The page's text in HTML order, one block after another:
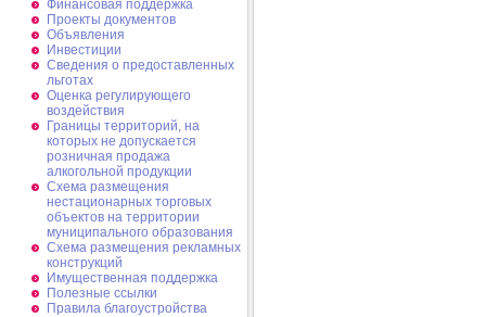
Финансовая поддержка
Проекты документов
Объявления
Инвестиции
Сведения о предоставленных
льготах
Оценка регулирующего
воздействия
Границы территорий, на
которых не допускается
розничная продажа
алкогольной продукции
Схема размещения
нестационарных торговых
объектов на территории
муниципального образования
Схема размещения рекламных
конструкций
Имущественная поддержка
Полезные ссылки
Правила благоустройства